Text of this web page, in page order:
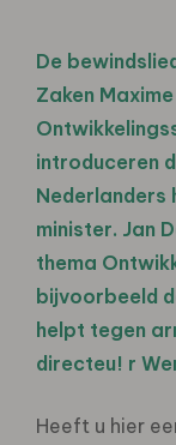
De
Zaken
introduceren
Nederlanders
minister. Jan
thema
bijvoorbeeld
helpt tegen
directeu! r
Heeft u hier